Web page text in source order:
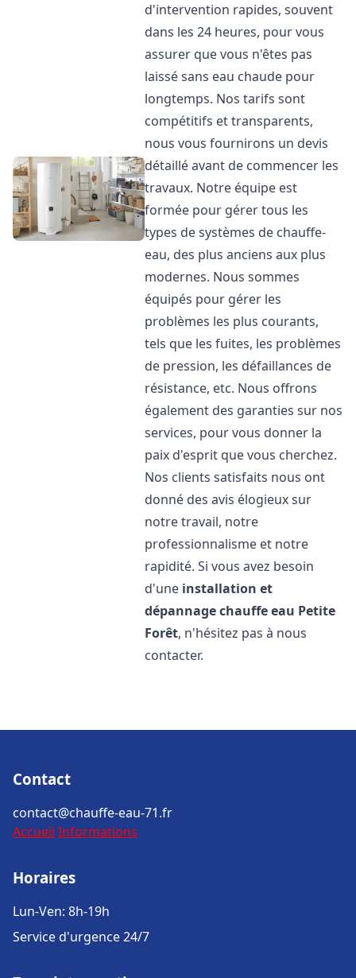
d'intervention rapides, souvent
dans les 24 heures, pour vous
assurer que vous n'êtes pas
laissé sans eau chaude pour
longtemps. Nos tarifs sont
compétitifs et transparents,
nous vous fournirons un devis
détaillé avant de commencer les
travaux. Notre équipe est
formée pour gérer tous les
types de systèmes de chauffe-
eau, des plus anciens aux plus
modernes. Nous sommes
équipés pour gérer les
problèmes les plus courants,
tels que les fuites, les problèmes
de pression, les défaillances de
résistance, etc. Nous offrons
également des garanties sur nos
services, pour vous donner la
paix d'esprit que vous cherchez.
Nos clients satisfaits nous ont
donné des avis élogieux sur
notre travail, notre
professionnalisme et notre
rapidité. Si vous avez besoin
d'une installation et
dépannage chauffe eau Petite
Forêt, n'hésitez pas à nous
contacter.
Contact
contact@chauffe-eau-71.fr
Accueil Informations
Horaires
Lun-Ven: 8h-19h
Service d'urgence 24/7